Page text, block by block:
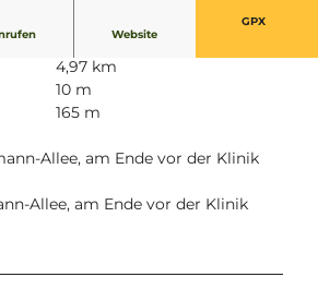
Website
GPX
4,97 km
10 m
165 m
Allee, am Ende vor der Klinik
Allee, am Ende vor der Klinik